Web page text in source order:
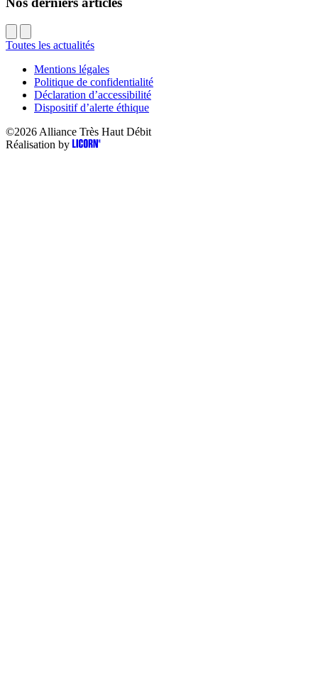
Toutes les actualités
Mentions légales
Politique de confidentialité
Déclaration d’accessibilité
Dispositif d’alerte éthique
©2026 Alliance Très Haut Débit
Réalisation by